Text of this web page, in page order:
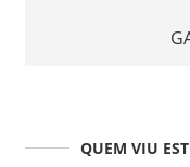
QUEM VIU